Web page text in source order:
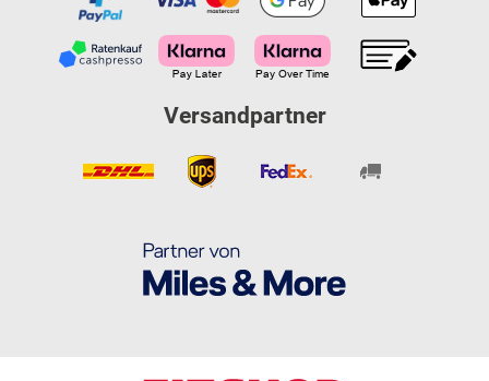
Versandpartner